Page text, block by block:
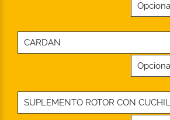
CARDAN
SUPLEMENTO ROTOR CON